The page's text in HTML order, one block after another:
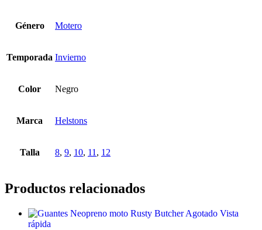
Género Motero
Temporada Invierno
Color Negro
Marca Helstons
Talla 8, 9, 10, 11 , 12
Productos relacionados
Agotado Vista
rápida